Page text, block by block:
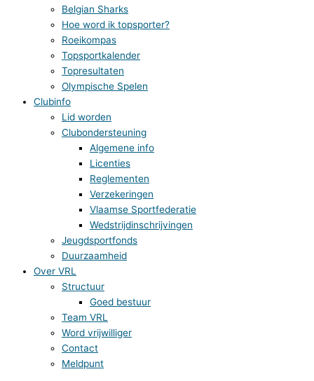
Belgian Sharks
Hoe word ik topsporter?
Roeikompas
Topsportkalender
Topresultaten
Olympische Spelen
Clubinfo
Lid worden
Clubondersteuning
Algemene info
Licenties
Reglementen
Verzekeringen
Vlaamse Sportfederatie
Wedstrijdinschrijvingen
Jeugdsportfonds
Duurzaamheid
Over VRL
Structuur
Goed bestuur
Team VRL
Word vrijwilliger
Contact
Meldpunt